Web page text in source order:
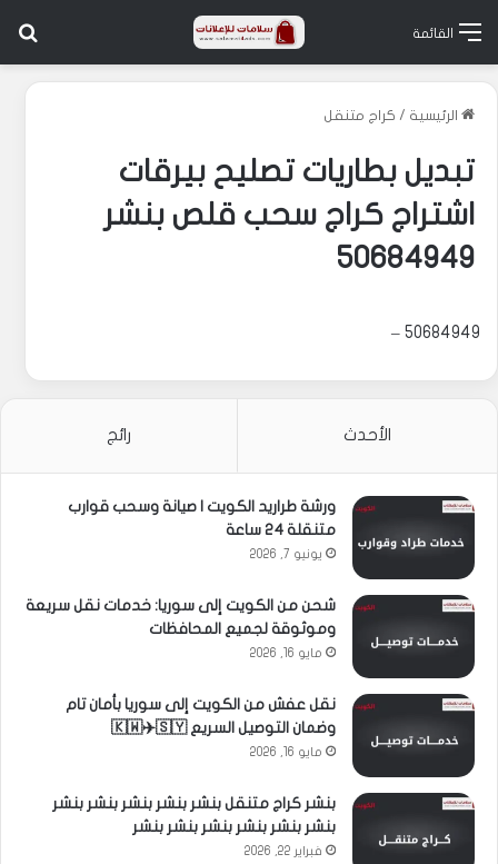
القائمة
الرئيسية / كراج متنقل
تبديل بطاريات تصليح بيرقات
اشتراج كراج سحب قلص بنشر
50684949
50684949 –
الأحدث رائج
ورشة طراريد الكويت | صيانة وسحب قوارب
متنقلة 24 ساعة
يونيو 7, 2026
شحن من الكويت إلى سوريا: خدمات نقل سريعة
وموثوقة لجميع المحافظات
مايو 16, 2026
نقل عفش من الكويت إلى سوريا بأمان تام
وضمان التوصيل السريع 🇰🇼✈️🇸🇾
مايو 16, 2026
بنشر كراج متنقل بنشر بنشر بنشر بنشر بنشر
بنشر بنشر بنشر بنشر بنشر بنشر
فبراير 22, 2026